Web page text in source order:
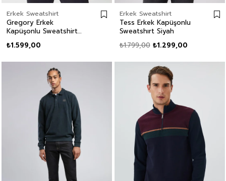
Erkek Sweatshirt
Gregory Erkek
Kapüşonlu Sweatshirt
₺1.599,00
Erkek Sweatshirt
Tess Erkek Kapüşonlu
Sweatshırt Siyah
₺1.299,00
₺1.799,00